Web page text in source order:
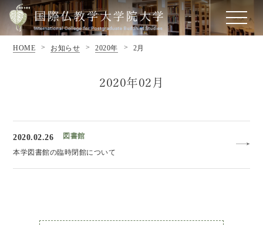
HOME お知らせ 2020年 2月
2020年02月
2020.02.26
図書館
本学図書館の臨時閉館について